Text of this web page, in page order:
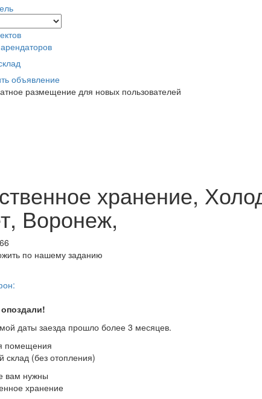
объявление
размещение для новых пользователей
хранение,
Воронеж,
по нашему заданию
даты заезда прошло более 3 месяцев.
помещения
склад (без отопления)
вам нужны
хранение